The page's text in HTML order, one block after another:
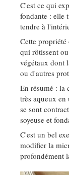
C'est ce qui
fondante : elle
tendre à
Cette
qui rôtissent
végétaux dont
ou d'autres
En résumé : la
très aqueux
se sont
soyeuse et
C'est un bel
modifier la
profondément